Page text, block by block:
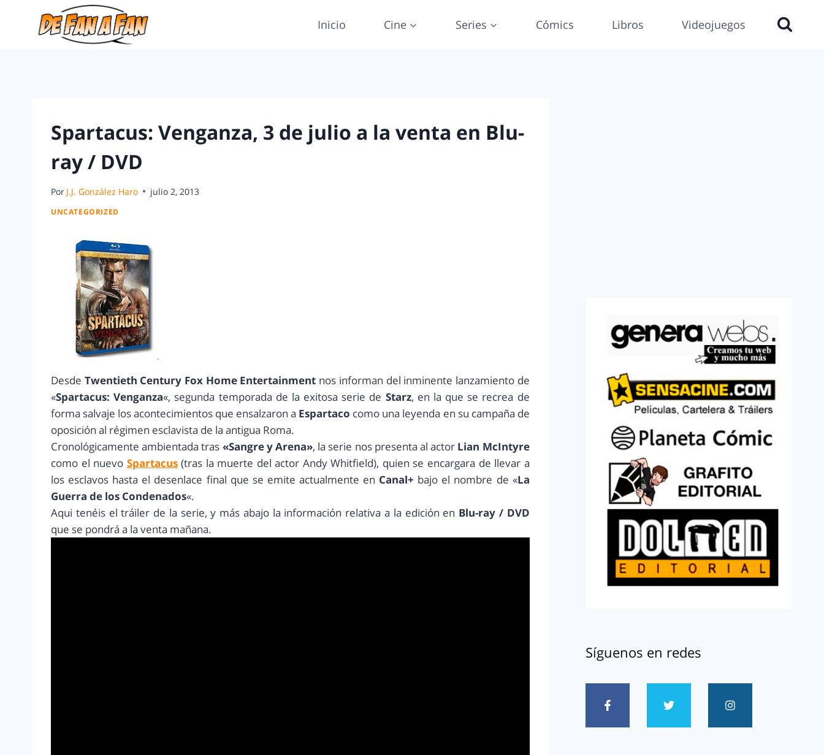
Inicio Cine Series Cómics Libros Videojuegos
Spartacus: Venganza, 3 de julio a la venta en Blu-
ray / DVD
Por J.J. González Haro julio 2, 2013
UNCATEGORIZED
Desde Twentieth Century Fox Home Entertainment nos informan del inminente lanzamiento de
«Spartacus: Venganza«, segunda temporada de la exitosa serie de Starz, en la que se recrea de
forma salvaje los acontecimientos que ensalzaron a Espartaco como una leyenda en su campaña de
oposición al régimen esclavista de la antigua Roma.
Cronológicamente ambientada tras «Sangre y Arena», la serie nos presenta al actor Lian McIntyre
como el nuevo Spartacus(tras la muerte del actor Andy Whitfield), quien se encargara de llevar a
los esclavos hasta el desenlace final que se emite actualmente en Canal+ bajo el nombre de «La
Guerra de los Condenados«.
Aqui tenéis el tráiler de la serie, y más abajo la información relativa a la edición en Blu-ray / DVD
que se pondrá a la venta mañana.
Síguenos en redes